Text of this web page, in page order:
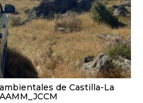
de Castilla-La